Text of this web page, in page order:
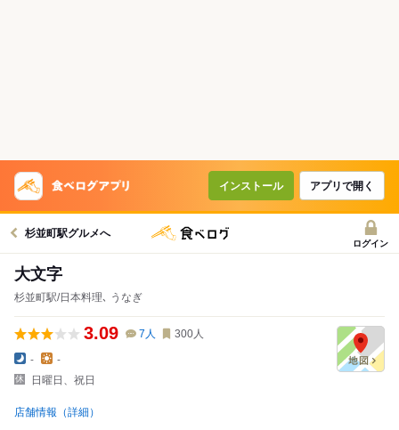
インストール アプリで開く
杉並町駅グルメへ
ログイン
大文字
杉並町駅/日本料理､ うなぎ
3.09 7 人 300人
-
-
日曜日、祝日
店舗情報（詳細）